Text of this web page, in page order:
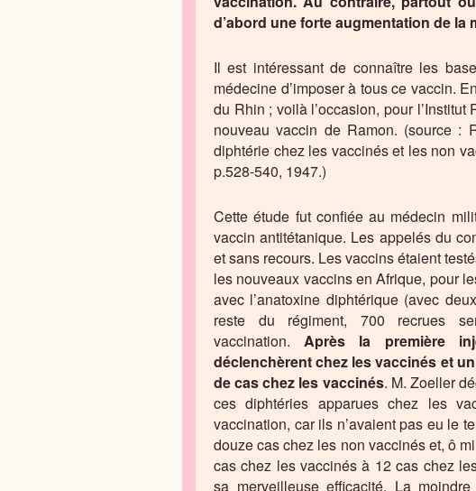
d’abord une forte augmentation de la
Il est intéressant de connaître les
médecine d’imposer à tous ce vaccin.
du Rhin ; voilà l’occasion, pour
nouveau vaccin de Ramon. (source :
diphtérie chez les vaccinés et les non
p.528-540, 1947.)
Cette étude fut confiée au médecin
vaccin antitétanique. Les appelés du
et sans recours. Les vaccins étaient
les nouveaux vaccins en Afrique, pour
avec l’anatoxine diphtérique (avec
reste du régiment, 700 recrues
vaccination.Après la première
déclenchèrent chez les vaccinés et
de cas chez les vaccinés. M. Zoeller
ces diphtéries apparues chez les
vaccination, car ils n’avaient pas eu le
douze cas chez les non vaccinés et, ô
cas chez les vaccinés à 12 cas chez
sa merveilleuse efficacité. La